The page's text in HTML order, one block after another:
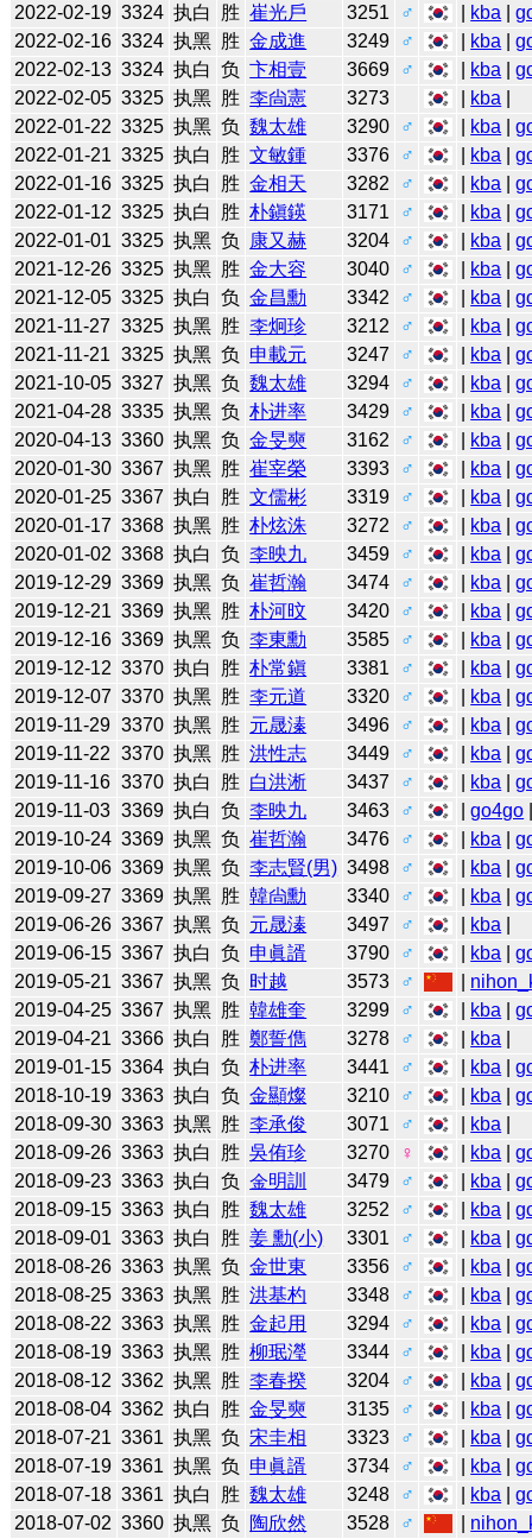
2022-02-19 3324 执白 胜 崔光戶 3251 ♂ kba |
2022-02-16 3324 执黑 胜 金成進 3249 ♂ kba |
2022-02-13 3324 执白 负 卞相壹 3669 ♂ kba |
2022-02-05 3325 执黑 胜 李尙憲 3273 kba
2022-01-22 3325 执黑 负 魏太雄 3290 ♂ kba |
2022-01-21 3325 执白 胜 文敏鍾 3376 ♂ kba |
2022-01-16 3325 执白 胜 金相天 3282 ♂ kba |
2022-01-12 3325 执白 胜 朴鎭鍈 3171 ♂ kba |
2022-01-01 3325 执黑 负 康又赫 3204 ♂ kba |
2021-12-26 3325 执黑 胜 金大容 3040 ♂ kba |
2021-12-05 3325 执白 负 金昌勳 3342 ♂ kba |
2021-11-27 3325 执黑 胜 李炯珍 3212 ♂ kba |
2021-11-21 3325 执黑 负 申載元 3247 ♂ kba |
2021-10-05 3327 执黑 负 魏太雄 3294 ♂ kba |
2021-04-28 3335 执黑 负 朴进率 3429 ♂ kba |
2020-04-13 3360 执黑 负 金旻奭 3162 ♂ kba |
2020-01-30 3367 执黑 胜 崔宰榮 3393 ♂ kba |
2020-01-25 3367 执白 胜 文儒彬 3319 ♂ kba |
2020-01-17 3368 执黑 胜 朴炫洙 3272 ♂ kba |
2020-01-02 3368 执白 负 李映九 3459 ♂ kba |
2019-12-29 3369 执黑 负 崔哲瀚 3474 ♂ kba |
2019-12-21 3369 执黑 胜 朴河旼 3420 ♂ kba |
2019-12-16 3369 执黑 负 李東勳 3585 ♂ kba |
2019-12-12 3370 执白 胜 朴常鎭 3381 ♂ kba |
2019-12-07 3370 执黑 胜 李元道 3320 ♂ kba |
2019-11-29 3370 执黑 胜 元晟溱 3496 ♂ kba |
2019-11-22 3370 执黑 胜 洪性志 3449 ♂ kba |
2019-11-16 3370 执白 胜 白洪淅 3437 ♂ kba |
2019-11-03 3369 执白 负 李映九 3463 ♂ |go4go
2019-10-24 3369 执黑 负 崔哲瀚 3476 ♂ kba |
2019-10-06 3369 执黑 负 李志賢(男) 3498 ♂ kba |
2019-09-27 3369 执黑 胜 韓尙勳 3340 ♂ kba |
2019-06-26 3367 执黑 负 元晟溱 3497 ♂ kba
2019-06-15 3367 执白 负 申眞諝 3790 ♂ kba |
2019-05-21 3367 执黑 负 时越 3573 ♂
2019-04-25 3367 执黑 胜 韓雄奎 3299 ♂ kba |
2019-04-21 3366 执白 胜 鄭誓儁 3278 ♂ kba
2019-01-15 3364 执白 负 朴进率 3441 ♂ kba |
2018-10-19 3363 执白 负 金顯燦 3210 ♂ kba |
2018-09-30 3363 执黑 胜 李承俊 3071 ♂ kba
2018-09-26 3363 执白 胜 吳侑珍 3270 ♀ kba |
2018-09-23 3363 执白 负 金明訓 3479 ♂ kba |
2018-09-15 3363 执白 胜 魏太雄 3252 ♂ kba |
2018-09-01 3363 执白 胜 姜 勳(小) 3301 ♂ kba |
2018-08-26 3363 执黑 负 金世東 3356 ♂ kba |
2018-08-25 3363 执黑 胜 洪基杓 3348 ♂ kba |
2018-08-22 3363 执黑 胜 金起用 3294 ♂ kba |
2018-08-19 3363 执黑 胜 柳珉瀅 3344 ♂ kba |
2018-08-12 3362 执黑 胜 李春揆 3204 ♂ kba |
2018-08-04 3362 执白 胜 金旻奭 3135 ♂ kba |
2018-07-21 3361 执黑 负 宋圭相 3323 ♂ kba |
2018-07-19 3361 执黑 负 申眞諝 3734 ♂ kba |
2018-07-18 3361 执白 胜 魏太雄 3248 ♂ kba |
2018-07-02 3360 执黑 负 陶欣然 3528 ♂